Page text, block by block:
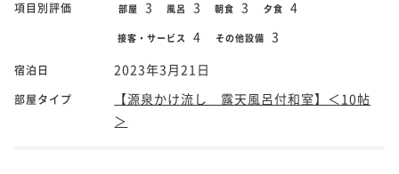
項目別評価 部屋 3 風呂 3 朝食 3 夕食 4
接客・サービス 4 その他設備 3
宿泊日 2023年3月21日
部屋タイプ
【源泉かけ流し 露天風呂付和室】＜10帖
＞